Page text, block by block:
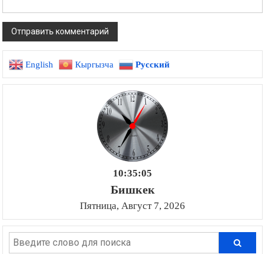
English Кыргызча Русский
10:35:05
Бишкек
Пятница, Август 7, 2026